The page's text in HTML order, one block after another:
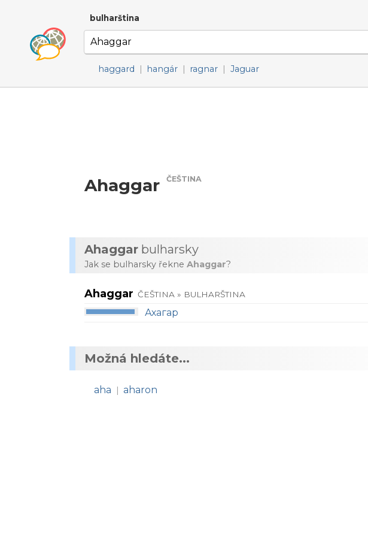
bulharština
haggard | hangár | ragnar | Jaguar
Ahaggar ČEŠTINA
Ahaggar bulharsky
Jak se bulharsky řekne Ahaggar?
Ahaggar ČEŠTINA » BULHARŠTINA
Ахагар
Možná hledáte...
aha | aharon